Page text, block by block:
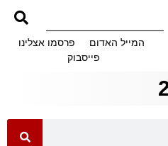
המייל האדום
פרסמו אצלינו
פייסבוק